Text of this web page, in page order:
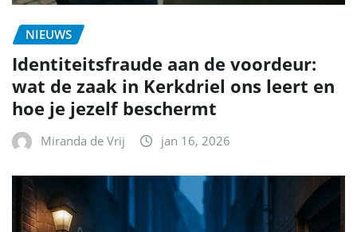
NIEUWS
Identiteitsfraude aan de voordeur:
wat de zaak in Kerkdriel ons leert en
hoe je jezelf beschermt
Miranda de Vrij jan 16, 2026